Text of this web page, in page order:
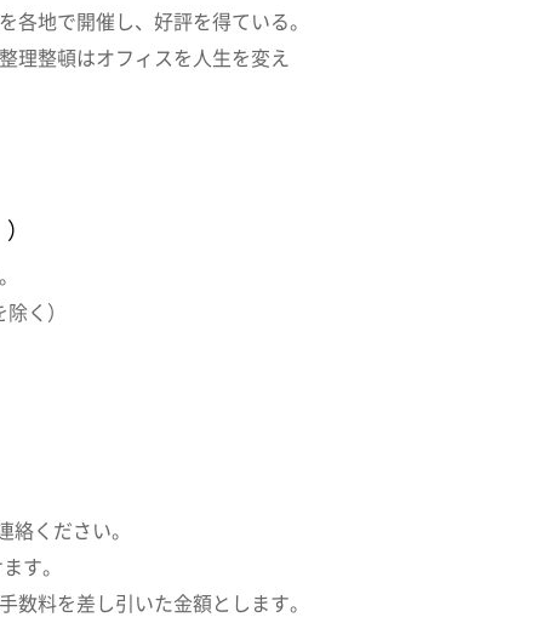
地で開催し、好評を得ている。
理整頓はオフィスを人生を変え
く）
絡ください。
す。
料を差し引いた金額とします。